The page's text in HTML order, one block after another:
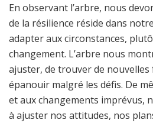
En observant l’arbre, nous
de la résilience réside dans
adapter aux circonstances,
changement. L’arbre nous
ajuster, de trouver de nouvelles
épanouir malgré les défis. De
et aux changements imprévus,
à ajuster nos attitudes, nos